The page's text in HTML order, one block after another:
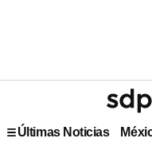
Últimas Noticias